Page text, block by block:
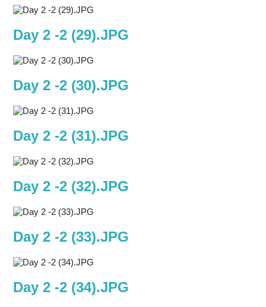
Day 2 -2 (29).JPG
Day 2 -2 (30).JPG
Day 2 -2 (31).JPG
Day 2 -2 (32).JPG
Day 2 -2 (33).JPG
Day 2 -2 (34).JPG